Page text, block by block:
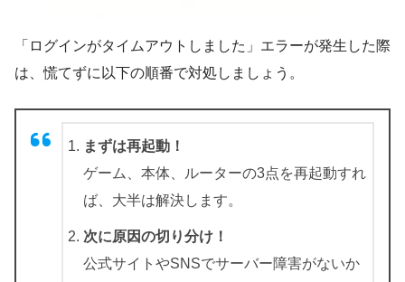
「ログインがタイムアウトしました」エラーが発生した際
は、慌てずに以下の順番で対処しましょう。
まずは再起動！
ゲーム、本体、ルーターの3点を再起動すれ
ば、大半は解決します。
次に原因の切り分け！
公式サイトやSNSでサーバー障害がないか